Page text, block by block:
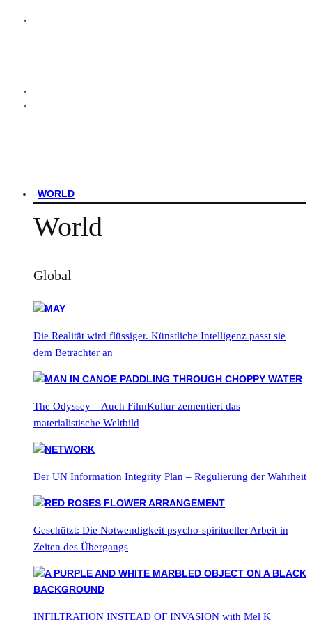
WORLD
World
Global
Die Realität wird flüssiger. Künstliche Intelligenz passt sie
dem Betrachter an
The Odyssey – Auch FilmKultur zementiert das
materialistische Weltbild
Der UN Information Integrity Plan – Regulierung der Wahrheit
Geschützt: Die Notwendigkeit psycho-spiritueller Arbeit in
Zeiten des Übergangs
INFILTRATION INSTEAD OF INVASION with Mel K